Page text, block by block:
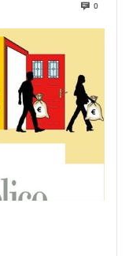
0